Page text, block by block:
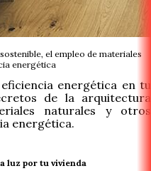
el empleo de materiales
energética
energética en tu
de la arquitectura
naturales y otros
energética.
luz por tu vivienda